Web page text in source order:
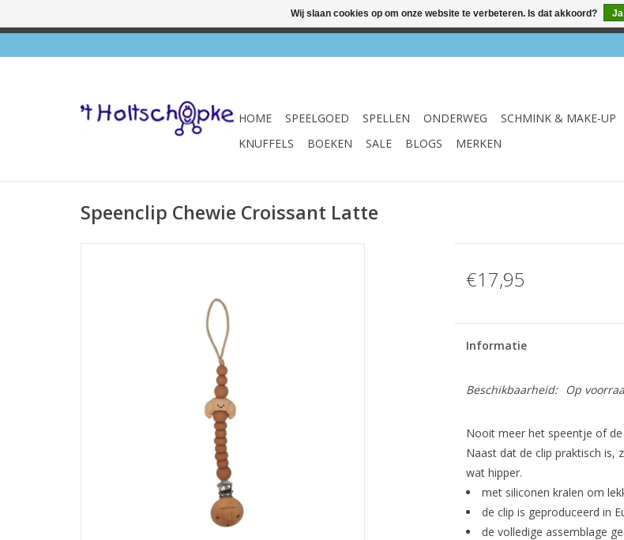
HOME SPEELGOED SPELLEN ONDERWEG SCHMINK & MAKE-UP
KNUFFELS
BOEKEN SALE BLOGS MERKEN
Speenclip Chewie Croissant Latte
€17,95
Informatie
Beschikbaarheid: Op
Nooit meer het speentje of
Naast dat de clip praktisch is,
wat hipper.
met siliconen kralen om
de clip is geproduceerd in
de volledige assemblage
Wij slaan cookies op om onze website te verbeteren. Is dat akkoord? Ja
✔ Winkel & webshop ✔ Gratis verzenden vanaf €75 ✔